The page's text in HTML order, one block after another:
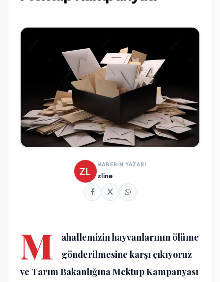
HABERİN YAZARI
zline
M
ahallemizin hayvanlarının ölüme
gönderilmesine karşı çıkıyoruz
ve Tarım Bakanlığına Mektup Kampanyası